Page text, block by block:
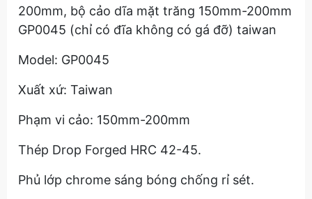
200mm, bộ cảo dĩa mặt trăng 150mm-200mm
GP0045 (chỉ có đĩa không có gá đỡ) taiwan
Model: GP0045
Xuất xứ: Taiwan
Phạm vi cảo: 150mm-200mm
Thép Drop Forged HRC 42-45.
Phủ lớp chrome sáng bóng chống rỉ sét.